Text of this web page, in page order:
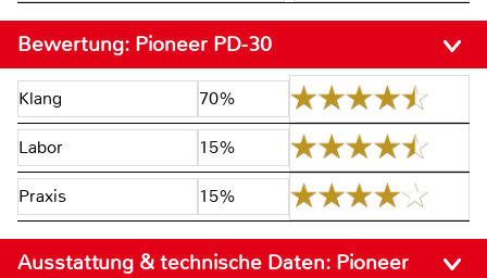
Bewertung: Pioneer PD-30
Klang 70%
Labor 15%
Praxis 15%
Ausstattung & technische Daten: Pioneer